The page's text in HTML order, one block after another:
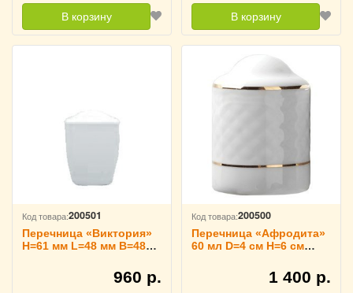
В корзину В корзину
Код товара:200501
Перечница «Виктория»
H=61 мм L=48 мм B=48
960 р.
Код товара:200500
Перечница «Афродита»
60 мл D=4 см H=6 см
1 400 р.